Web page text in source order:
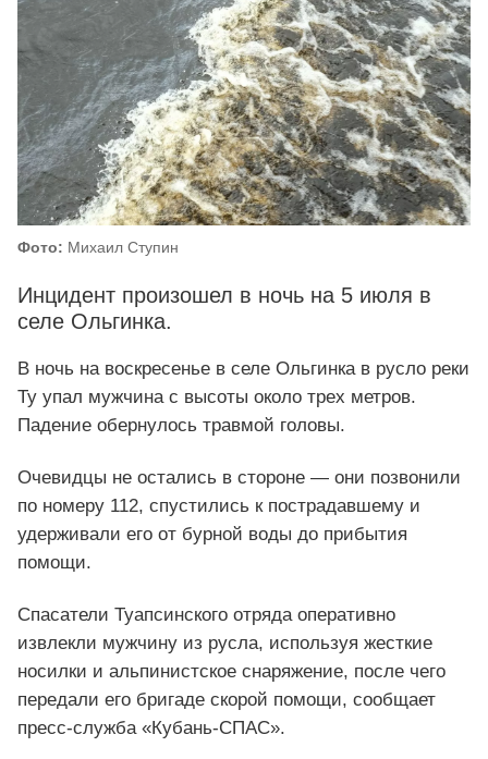
Фото: Михаил Ступин
Инцидент произошел в ночь на 5 июля в
селе Ольгинка.
В ночь на воскресенье в селе Ольгинка в русло реки
Ту упал мужчина с высоты около трех метров.
Падение обернулось травмой головы.
Очевидцы не остались в стороне — они позвонили
по номеру 112, спустились к пострадавшему и
удерживали его от бурной воды до прибытия
помощи.
Спасатели Туапсинского отряда оперативно
извлекли мужчину из русла, используя жесткие
носилки и альпинистское снаряжение, после чего
передали его бригаде скорой помощи, сообщает
пресс-служба «Кубань-СПАС».